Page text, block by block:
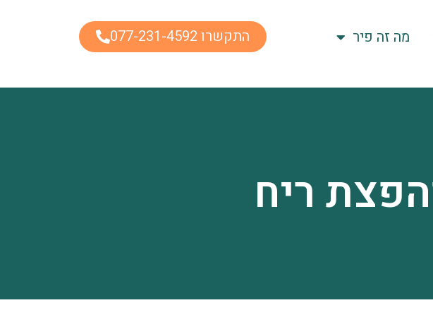
מה זה פיר התקשרו 077-231-4592
ריח